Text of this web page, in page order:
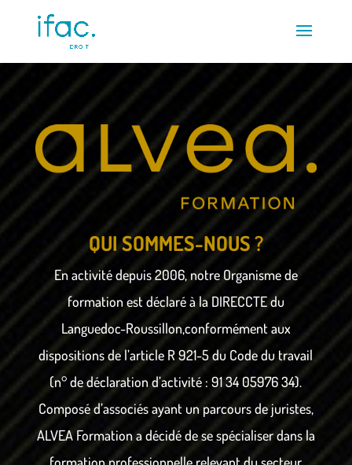
QUI SOMMES-NOUS ?
En activité depuis 2006, notre Organisme de
formation est déclaré à la DIRECCTE du
Languedoc-Roussillon,conformément aux
dispositions de l’article R 921-5 du Code du travail
(n° de déclaration d’activité : 91 34 05976 34).
Composé d’associés ayant un parcours de juristes,
ALVEA Formation a décidé de se spécialiser dans la
formation professionnelle relevant du secteur